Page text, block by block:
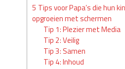
5 Tips voor Papa’s die hun
opgroeien met schermen
Tip 1: Plezier met Media
Tip 2: Veilig
Tip 3: Samen
Tip 4: Inhoud